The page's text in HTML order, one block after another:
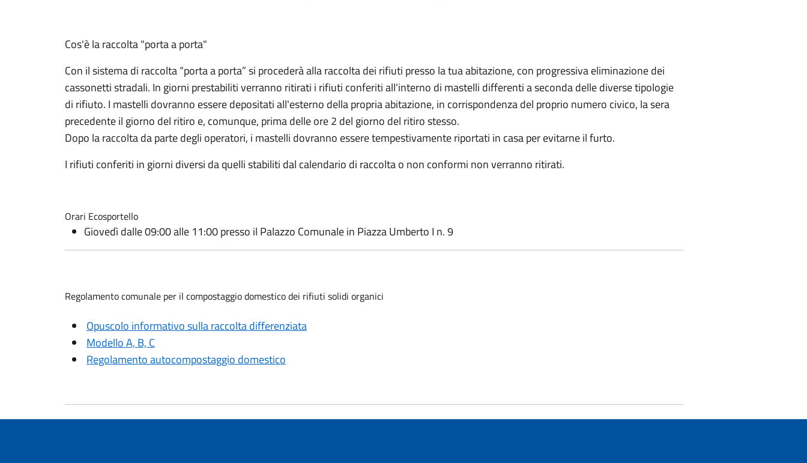
Cos'è la raccolta "porta a porta"
Con il sistema di raccolta “porta a porta” si procederà alla raccolta dei rifiuti presso la tua abitazione, con progressiva eliminazione dei
cassonetti stradali. In giorni prestabiliti verranno ritirati i rifiuti conferiti all'interno di mastelli differenti a seconda delle diverse tipologie
di rifiuto. I mastelli dovranno essere depositati all'esterno della propria abitazione, in corrispondenza del proprio numero civico, la sera
precedente il giorno del ritiro e, comunque, prima delle ore 2 del giorno del ritiro stesso.
Dopo la raccolta da parte degli operatori, i mastelli dovranno essere tempestivamente riportati in casa per evitarne il furto.
I rifiuti conferiti in giorni diversi da quelli stabiliti dal calendario di raccolta o non conformi non verranno ritirati.
Orari Ecosportello
Giovedì dalle 09:00 alle 11:00 presso il Palazzo Comunale in Piazza Umberto I n. 9
Regolamento comunale per il compostaggio domestico dei rifiuti solidi organici
Opuscolo informativo sulla raccolta differenziata
Modello A, B, C
Regolamento autocompostaggio domestico